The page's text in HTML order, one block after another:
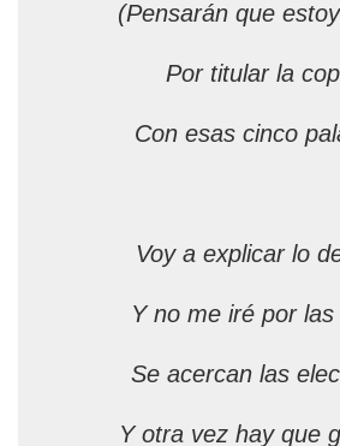
(Pensarán que
Por titular la
Con esas cinco
Voy a explicar lo
Y no me iré por
Se acercan las
Y otra vez hay que